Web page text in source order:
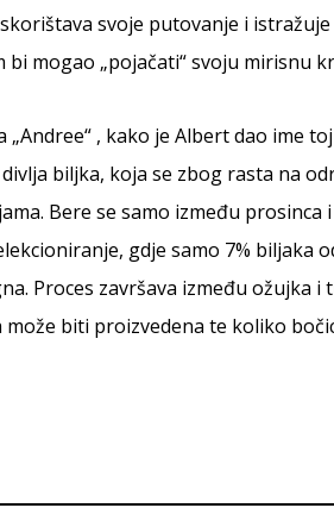
svoje putovanje i
mogao „pojačati“ svoju mirisnu
„Andree“ , kako je Albert dao ime
biljka, koja se zbog rasta na
Bere se samo između prosinca
gdje samo 7% biljaka
Proces završava između ožujka i
biti proizvedena te koliko